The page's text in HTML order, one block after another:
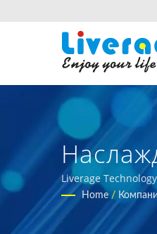
Связь
Liverage
Home /